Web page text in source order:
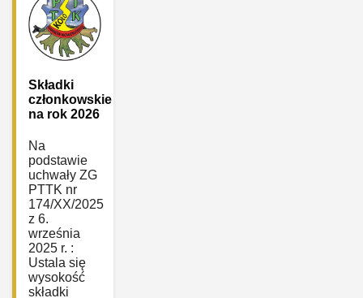
Składki
członkowskie
na rok 2026
Na
podstawie
uchwały ZG
PTTK nr
174/XX/2025
z 6.
września
2025 r. :
Ustala się
wysokość
składki